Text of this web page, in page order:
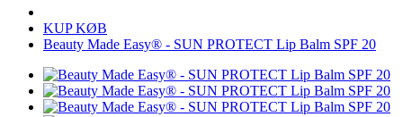
KUP KØB
Beauty Made Easy® - SUN PROTECT Lip Balm SPF 20